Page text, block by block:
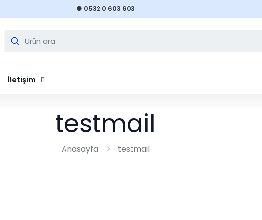
● 0532 0 603 603
İletişim
testmail
Anasayfa testmail